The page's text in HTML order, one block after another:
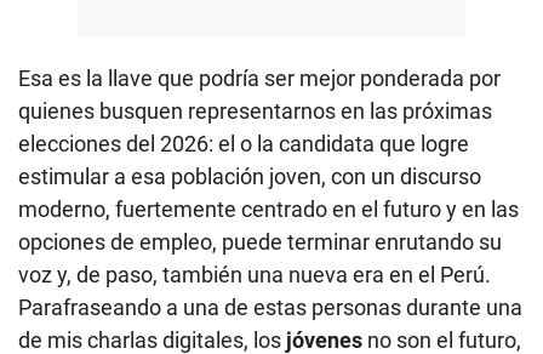
Esa es la llave que podría ser mejor ponderada por
quienes busquen representarnos en las próximas
elecciones del 2026: el o la candidata que logre
estimular a esa población joven, con un discurso
moderno, fuertemente centrado en el futuro y en las
opciones de empleo, puede terminar enrutando su
voz y, de paso, también una nueva era en el Perú.
Parafraseando a una de estas personas durante una
de mis charlas digitales, los jóvenes no son el futuro,